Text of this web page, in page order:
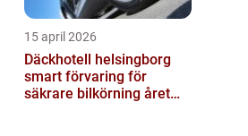
15 april 2026
Däckhotell helsingborg
smart förvaring för
säkrare bilkörning året